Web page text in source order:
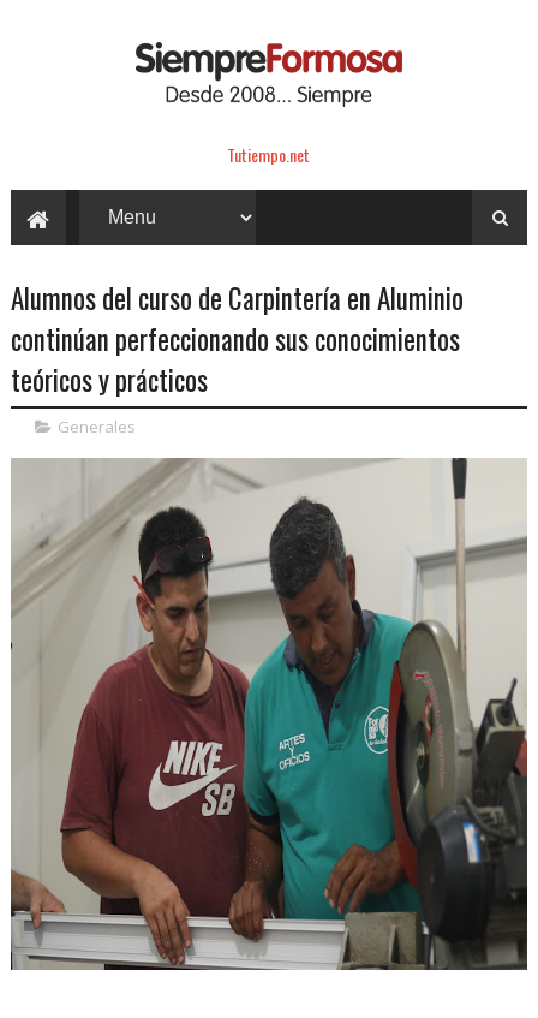
Tutiempo.net
Alumnos del curso de Carpintería en Aluminio
continúan perfeccionando sus conocimientos
teóricos y prácticos
Generales